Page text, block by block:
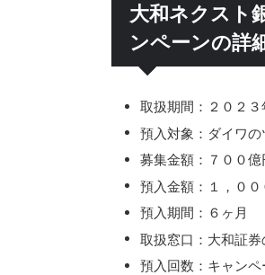
大和ネクスト
ンペーンの詳
取扱期間：２０２
預入対象：ダイワ
募集金額：７００億
預入金額：１，００
預入期間：６ヶ月
取扱窓口：大和証
預入回数：キャン